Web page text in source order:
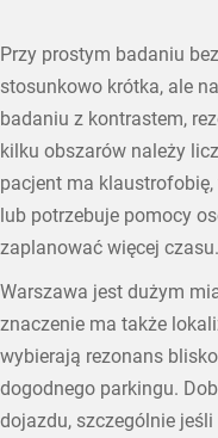
Przy prostym badaniu
stosunkowo krótka, ale
badaniu z kontrastem,
kilku obszarów należy
pacjent ma
lub potrzebuje pomocy
zaplanować więcej czasu.
Warszawa jest dużym
znaczenie ma także
wybierają rezonans
dogodnego parkingu.
dojazdu, szczególnie